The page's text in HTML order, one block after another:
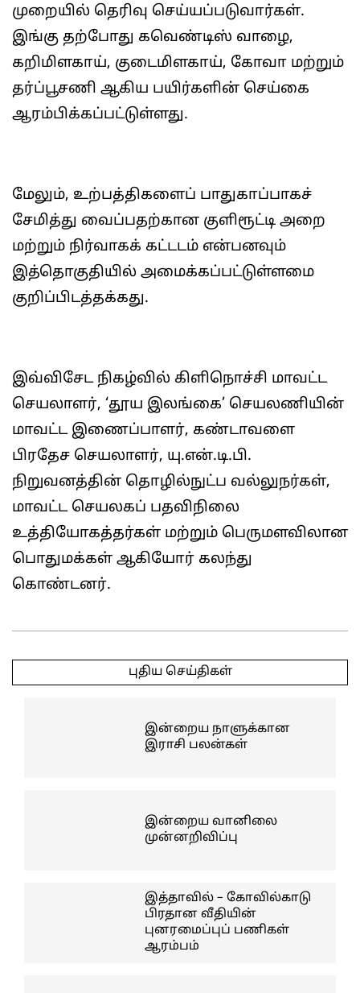
முறையில் தெரிவு செய்யப்படுவார்கள்.
இங்கு தற்போது கவெண்டிஸ் வாழை,
கறிமிளகாய், குடைமிளகாய், கோவா மற்றும்
தர்ப்பூசணி ஆகிய பயிர்களின் செய்கை
ஆரம்பிக்கப்பட்டுள்ளது.
மேலும், உற்பத்திகளைப் பாதுகாப்பாகச்
சேமித்து வைப்பதற்கான குளிரூட்டி அறை
மற்றும் நிர்வாகக் கட்டடம் என்பனவும்
இத்தொகுதியில் அமைக்கப்பட்டுள்ளமை
குறிப்பிடத்தக்கது.
இவ்விசேட நிகழ்வில் கிளிநொச்சி மாவட்ட
செயலாளர், ‘தூய இலங்கை’ செயலணியின்
மாவட்ட இணைப்பாளர், கண்டாவளை
பிரதேச செயலாளர், யு.என்.டி.பி.
நிறுவனத்தின் தொழில்நுட்ப வல்லுநர்கள்,
மாவட்ட செயலகப் பதவிநிலை
உத்தியோகத்தர்கள் மற்றும் பெருமளவிலான
பொதுமக்கள் ஆகியோர் கலந்து
கொண்டனர்.
03-
புதிய செய்திகள்
இன்றைய நாளுக்கான
இராசி பலன்கள்
இன்றைய வானிலை
முன்னறிவிப்பு
இத்தாவில் – கோவில்காடு
பிரதான வீதியின்
புனரமைப்புப் பணிகள்
ஆரம்பம்